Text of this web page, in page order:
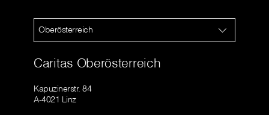
Oberösterreich
Caritas Oberösterreich
Kapuzinerstr. 84
A-4021 Linz